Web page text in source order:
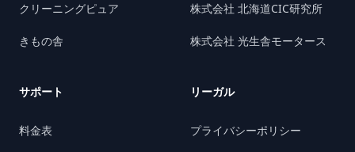
クリーニングピュア
きもの舎
サポート
料金表
株式会社 北海道CIC研究所
株式会社 光生舎モータース
リーガル
プライバシーポリシー